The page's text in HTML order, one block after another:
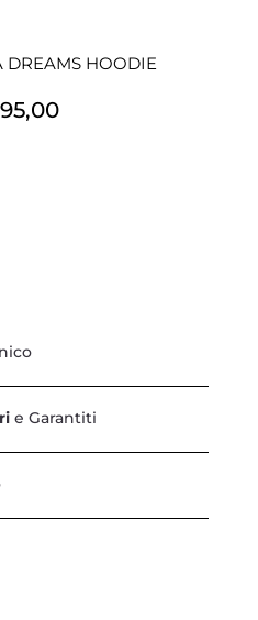
DREAMS HOODIE
e Garantiti